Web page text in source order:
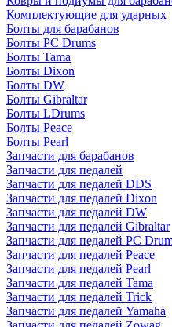
Комплектующие для ударных
Болты для барабанов
Болты PC Drums
Болты Tama
Болты Dixon
Болты DW
Болты Gibraltar
Болты LDrums
Болты Peace
Болты Pearl
Запчасти для барабанов
Запчасти для педалей
Запчасти для педалей DDS
Запчасти для педалей Dixon
Запчасти для педалей DW
Запчасти для педалей Gibraltar
Запчасти для педалей PC
Запчасти для педалей Peace
Запчасти для педалей Pearl
Запчасти для педалей Tama
Запчасти для педалей Trick
Запчасти для педалей Yamaha